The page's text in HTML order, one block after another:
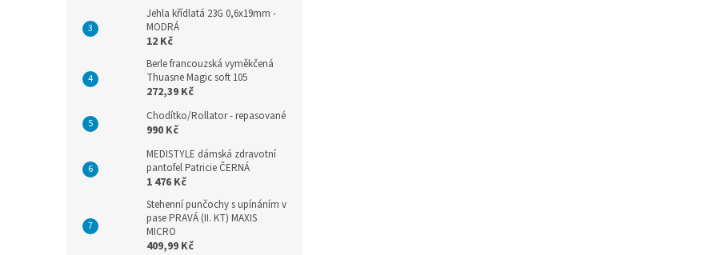
Jehla křídlatá 23G 0,6x19mm -
MODRÁ
12 Kč
Berle francouzská vyměkčená
Thuasne Magic soft 105
272,39 Kč
Chodítko/Rollator - repasované
990 Kč
MEDISTYLE dámská zdravotní
pantofel Patricie ČERNÁ
1 476 Kč
Stehenní punčochy s upínáním v
pase PRAVÁ (II. KT) MAXIS
MICRO
409,99 Kč